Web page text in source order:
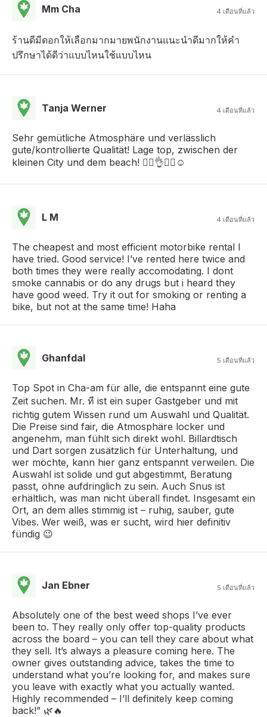
Mm Cha 4 เดือนที่แล้ว
ร้านดีมีดอกให้เลือกมากมายพนักงานแนะนำดีมากให้คำ
ปรึกษาได้ดีว่าแบบไหนใช้แบบไหน
Tanja Werner 4 เดือนที่แล้ว
Sehr gemütliche Atmosphäre und verlässlich
gute/kontrollierte Qualität! Lage top, zwischen der
kleinen City und dem beach! 👍🏻👌🙏🏻☺️
L M 4 เดือนที่แล้ว
The cheapest and most efficient motorbike rental I
have tried. Good service! I’ve rented here twice and
both times they were really accomodating. I dont
smoke cannabis or do any drugs but i heard they
have good weed. Try it out for smoking or renting a
bike, but not at the same time! Haha
Ghanfdal 5 เดือนที่แล้ว
Top Spot in Cha-am für alle, die entspannt eine gute
Zeit suchen. Mr. ที ist ein super Gastgeber und mit
richtig gutem Wissen rund um Auswahl und Qualität.
Die Preise sind fair, die Atmosphäre locker und
angenehm, man fühlt sich direkt wohl. Billardtisch
und Dart sorgen zusätzlich für Unterhaltung, und
wer möchte, kann hier ganz entspannt verweilen. Die
Auswahl ist solide und gut abgestimmt, Beratung
passt, ohne aufdringlich zu sein. Auch Snus ist
erhältlich, was man nicht überall findet. Insgesamt ein
Ort, an dem alles stimmig ist – ruhig, sauber, gute
Vibes. Wer weiß, was er sucht, wird hier definitiv
fündig 😉
Jan Ebner 5 เดือนที่แล้ว
Absolutely one of the best weed shops I’ve ever
been to. They really only offer top-quality products
across the board – you can tell they care about what
they sell. It’s always a pleasure coming here. The
owner gives outstanding advice, takes the time to
understand what you’re looking for, and makes sure
you leave with exactly what you actually wanted.
Highly recommended – I’ll definitely keep coming
back!” 🌿🔥